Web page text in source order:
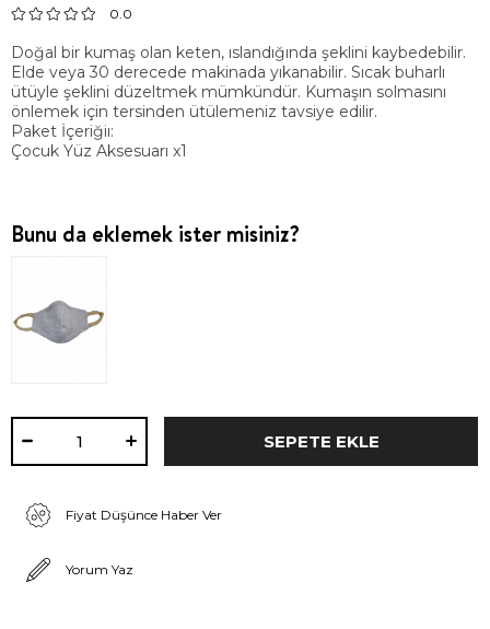
0.0
Doğal bir kumaş olan keten, ıslandığında şeklini kaybedebilir.
Elde veya 30 derecede makinada yıkanabilir. Sıcak buharlı
ütüyle şeklini düzeltmek mümkündür. Kumaşın solmasını
önlemek için tersinden ütülemeniz tavsiye edilir.
Paket İçeriğiı:
Çocuk Yüz Aksesuarı x1
Bunu da eklemek ister misiniz?
Fiyat Düşünce Haber Ver
Yorum Yaz